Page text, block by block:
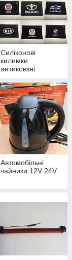
Силіконові
килимки
антиковзні
Автомобільні
чайники 12V 24V